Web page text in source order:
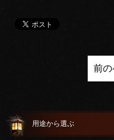
前の
用途から選ぶ